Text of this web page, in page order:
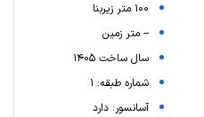
100 متر زیربنا
-- متر زمین
سال ساخت 1405
شماره طبقه: 1
آسانسور: دارد